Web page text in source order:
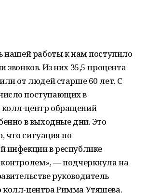
нашей работы к нам поступило
звонков. Из них 35,5 процента
от людей старше 60 лет. С
поступающих в
центр обращений
в выходные дни. Это
что ситуация по
инфекции в республике
— подчеркнула на
руководитель
колл-центра Римма Утяшева.